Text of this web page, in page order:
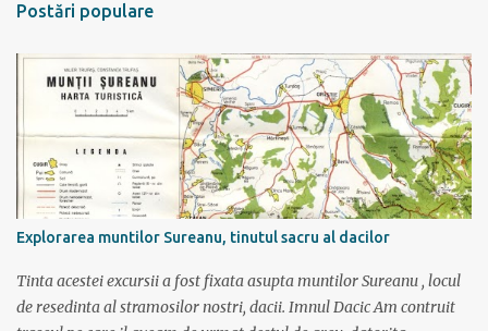
ț
m
n
t
a
i
Postări populare
Explorarea muntilor Sureanu, tinutul sacru al dacilor
Tinta acestei excursii a fost fixata asupta muntilor Sureanu , locul
de resedinta al stramosilor nostri, dacii. Imnul Dacic Am contruit